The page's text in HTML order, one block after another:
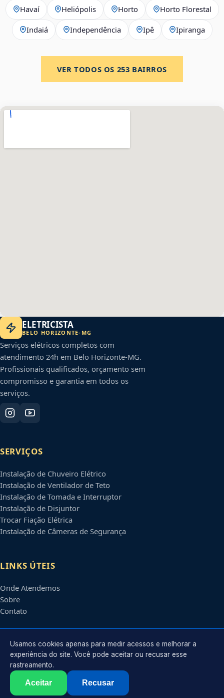
Havaí Heliópolis Horto Horto Florestal
Indaiá Independência Ipê Ipiranga
VER TODOS OS 253 BAIRROS
ELETRICISTA
BELO HORIZONTE- MG
Serviços elétricos completos com
atendimento 24h em Belo Horizonte-MG.
Profissionais qualificados, orçamento sem
compromisso e garantia em todos os
serviços.
SERVIÇOS
Instalação de Chuveiro Elétrico
Instalação de Ventilador de Teto
Instalação de Tomada e Interruptor
Instalação de Disjuntor
Trocar Fiação Elétrica
Instalação de Câmeras de Segurança
LINKS ÚTEIS
Onde Atendemos
Sobre
Contato
CONTATO
Atendimento em
contato@eletricistabelohorizonte.com.br
2026 Belo Horizonte
. Todos os direitos reservados.
Usamos cookies apenas para medir acessos e melhorar a
experiência do site. Você pode aceitar ou recusar esse
rastreamento.
Aceitar Recusar